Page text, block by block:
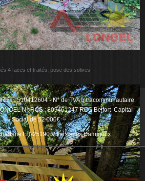
4 faces et traités, pose des solives
: 510412604 - N° de TVA Intracommunautaire
N° RCS ; 809461247 RCS Belfort Capital
Social de 52 000€
FR-25190 Villars sous Dampjoux